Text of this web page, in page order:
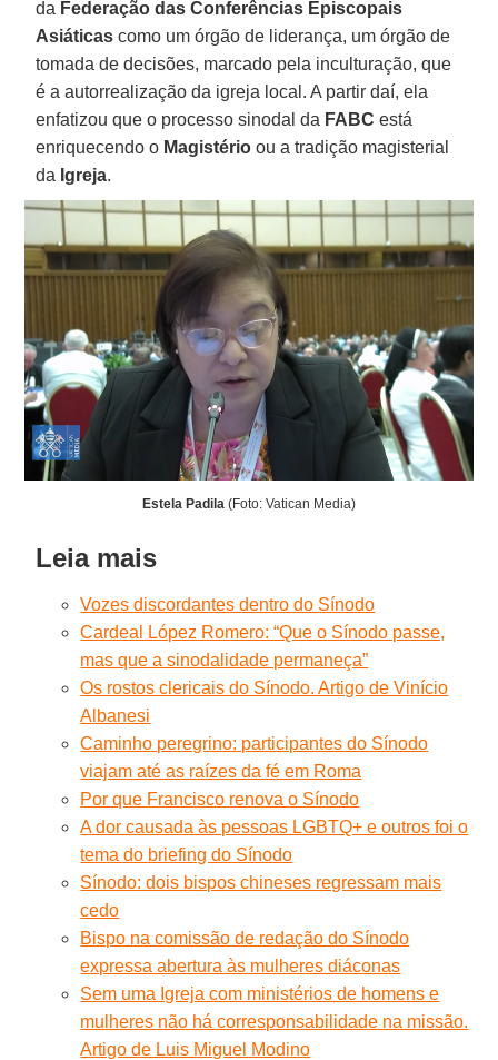
da Federação das Conferências Episcopais
Asiáticas como um órgão de liderança, um órgão de
tomada de decisões, marcado pela inculturação, que
é a autorrealização da igreja local. A partir daí, ela
enfatizou que o processo sinodal da FABC está
enriquecendo o Magistério ou a tradição magisterial
da Igreja.
Estela Padila (Foto: Vatican Media)
Leia mais
Vozes discordantes dentro do Sínodo
Cardeal López Romero: “Que o Sínodo passe,
mas que a sinodalidade permaneça”
Os rostos clericais do Sínodo. Artigo de Vinício
Albanesi
Caminho peregrino: participantes do Sínodo
viajam até as raízes da fé em Roma
Por que Francisco renova o Sínodo
A dor causada às pessoas LGBTQ+ e outros foi o
tema do briefing do Sínodo
Sínodo: dois bispos chineses regressam mais
cedo
Bispo na comissão de redação do Sínodo
expressa abertura às mulheres diáconas
Sem uma Igreja com ministérios de homens e
mulheres não há corresponsabilidade na missão.
Artigo de Luis Miguel Modino